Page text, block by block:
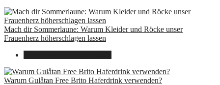
Mach dir Sommerlaune: Warum Kleider und Röcke unser
Frauenherz höherschlagen lassen
Warum Gulåtan Free Brito Haferdrink verwenden?